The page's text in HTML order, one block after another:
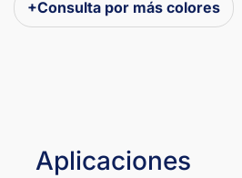
+Consulta por más colores
Aplicaciones